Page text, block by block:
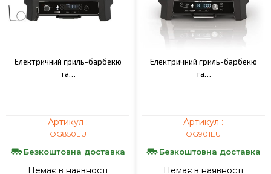
Електричний гриль-барбекю
та…
Артикул :
OG850EU
Безкоштовна доставка
Немає в наявності
Електричний гриль-барбекю
та…
Артикул :
OG901EU
Безкоштовна доставка
Немає в наявності